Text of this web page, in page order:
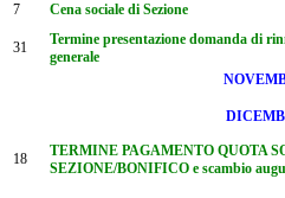
7 Cena sociale di Sezione
31
Termine presentazione domanda di
generale
18
TERMINE PAGAMENTO QUOTA
SEZIONE/BONIFICO e scambio